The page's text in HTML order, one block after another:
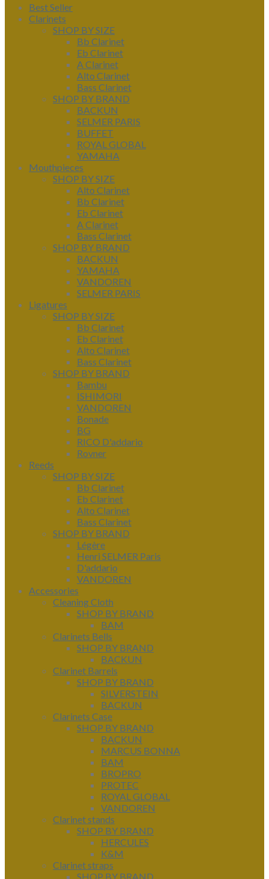
Best Seller
Clarinets
SHOP BY SIZE
Bb Clarinet
Eb Clarinet
A Clarinet
Alto Clarinet
Bass Clarinet
SHOP BY BRAND
BACKUN
SELMER PARIS
BUFFET
ROYAL GLOBAL
YAMAHA
Mouthpieces
SHOP BY SIZE
Alto Clarinet
Bb Clarinet
Eb Clarinet
A Clarinet
Bass Clarinet
SHOP BY BRAND
BACKUN
YAMAHA
VANDOREN
SELMER PARIS
Ligatures
SHOP BY SIZE
Bb Clarinet
Eb Clarinet
Alto Clarinet
Bass Clarinet
SHOP BY BRAND
Bambu
ISHIMORI
VANDOREN
Bonade
BG
RICO D'addario
Rovner
Reeds
SHOP BY SIZE
Bb Clarinet
Eb Clarinet
Alto Clarinet
Bass Clarinet
SHOP BY BRAND
Légère
Henri SELMER Paris
D'addario
VANDOREN
Accessories
Cleaning Cloth
SHOP BY BRAND
BAM
Clarinets Bells
SHOP BY BRAND
BACKUN
Clarinet Barrels
SHOP BY BRAND
SILVERSTEIN
BACKUN
Clarinets Case
SHOP BY BRAND
BACKUN
MARCUS BONNA
BAM
BROPRO
PROTEC
ROYAL GLOBAL
VANDOREN
Clarinet stands
SHOP BY BRAND
HERCULES
K&M
Clarinet straps
SHOP BY BRAND